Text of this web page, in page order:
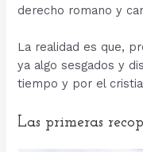
derecho romano y
La realidad es que,
ya algo sesgados y
tiempo y por el
Las primeras